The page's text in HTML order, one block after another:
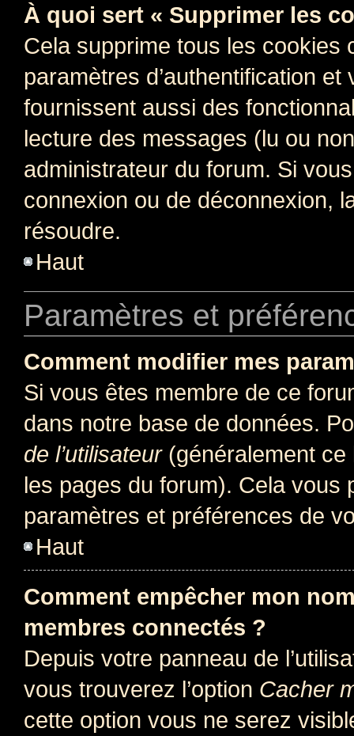
À quoi sert « Supprimer les
Cela supprime tous les cookies
paramètres d’authentification
fournissent aussi des
lecture des messages (lu ou
administrateur du forum. Si
connexion ou de déconnexion,
résoudre.
Haut
Paramètres et
Comment modifier mes
Si vous êtes membre de ce
dans notre base de données.
de l’utilisateur(généralement ce
les pages du forum). Cela vous
paramètres et préférences de
Haut
Comment empêcher mon
membres connectés ?
Depuis votre panneau de
vous trouverez l’option Cacher
cette option vous ne serez